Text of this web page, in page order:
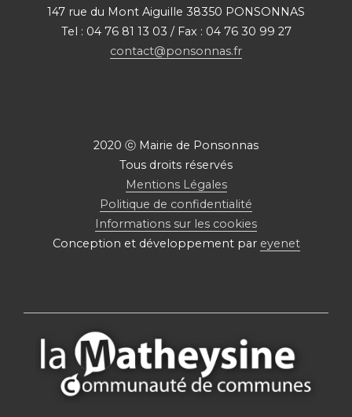
147 rue du Mont Aiguille 38350 PONSONNAS
Tel : 04 76 81 13 03 / Fax : 04 76 30 99 27
contact@ponsonnas.fr
2020 ⓒ Mairie de Ponsonnas
Tous droits réservés
Mentions Légales
Politique de confidentialité
Informations sur les cookies
Conception et développement par eyenet